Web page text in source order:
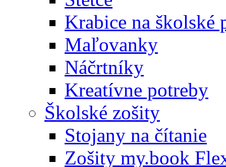
Krabice na školské
Maľovanky
Náčrtníky
Kreatívne potreby
Školské zošity
Stojany na čítanie
Zošity my.book